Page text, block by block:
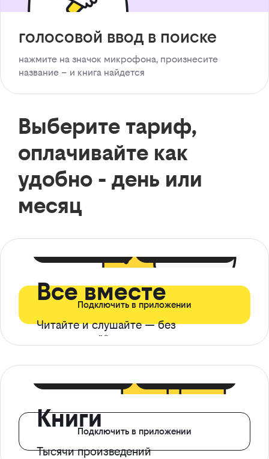
голосовой ввод в поиске
нажмите на значок микрофона, произнесите
название – и книга найдется
Выберите тариф,
оплачивайте как
удобно - день или
месяц
Все вместе
Читайте и слушайте — без
ограничений*
Подключить в приложении
Книги
Тысячи произведений
Подключить в приложении